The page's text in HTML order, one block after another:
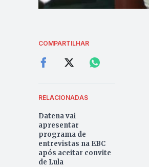
COMPARTILHAR
RELACIONADAS
Datena vai
apresentar
programa de
entrevistas na EBC
após aceitar convite
de Lula